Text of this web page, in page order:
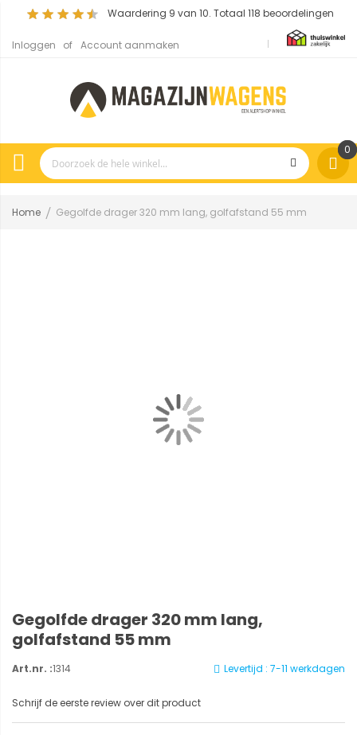
Waardering 9 van 10. Totaal 118 beoordelingen
Inloggen Account aanmaken
0
Home Gegolfde drager 320 mm lang, golfafstand 55 mm
Gegolfde drager 320 mm lang,
golfafstand 55 mm
Levertijd : 7-11 werkdagen
Art.nr. :1314
Schrijf de eerste review over dit product